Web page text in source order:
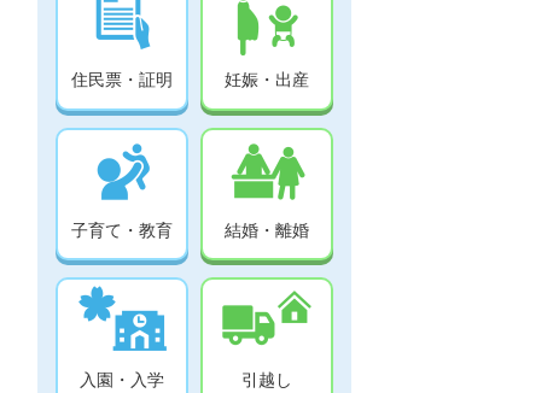
住民票・証明 妊娠・出産
子育て・教育 結婚・離婚
入園・入学 引越し